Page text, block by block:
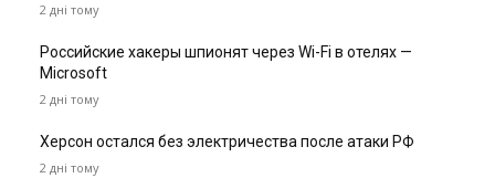
2 дні тому
Российские хакеры шпионят через Wi-Fi в отелях —
Microsoft
2 дні тому
Херсон остался без электричества после атаки РФ
2 дні тому